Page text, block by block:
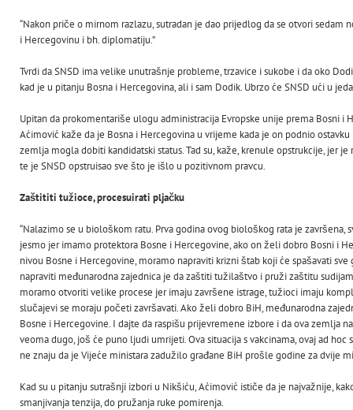
“Nakon priče o mirnom razlazu, sutradan je dao prijedlog da se otvori sedam
i Hercegovinu i bh. diplomatiju.”
Tvrdi da SNSD ima velike unutrašnje probleme, trzavice i sukobe i da oko
kad je u pitanju Bosna i Hercegovina, ali i sam Dodik. Ubrzo će SNSD ući u
Upitan da prokomentariše ulogu administracija Evropske unije prema Bosni
Aćimović kaže da je Bosna i Hercegovina u vrijeme kada je on podnio
zemlja mogla dobiti kandidatski status. Tad su, kaže, krenule opstrukcije, jer
te je SNSD opstruisao sve što je išlo u pozitivnom pravcu.
Zaštititi tužioce, procesuirati pljačku
“Nalazimo se u biološkom ratu. Prva godina ovog biološkog rata je završena,
jesmo jer imamo protektora Bosne i Hercegovine, ako on želi dobro Bosni i
nivou Bosne i Hercegovine, moramo napraviti krizni štab koji će spašavati
napraviti međunarodna zajednica je da zaštiti tužilaštvo i pruži zaštitu
moramo otvoriti velike procese jer imaju završene istrage, tužioci imaju
slučajevi se moraju početi završavati. Ako želi dobro BiH, međunarodna
Bosne i Hercegovine. I dajte da raspišu prijevremene izbore i da ova zemlja
veoma dugo, još će puno ljudi umrijeti. Ova situacija s vakcinama, ovaj ad
ne znaju da je Vijeće ministara zadužilo građane BiH prošle godine za dvije
Kad su u pitanju sutrašnji izbori u Nikšiću, Aćimović ističe da je najvažnije,
smanjivanja tenzija, do pružanja ruke pomirenja.